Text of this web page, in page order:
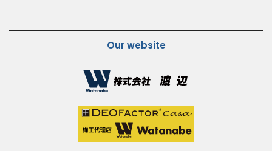
Our website